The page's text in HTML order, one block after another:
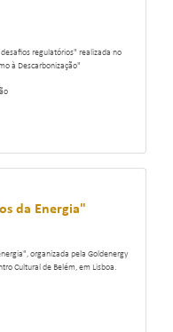
regulatórios" realizada no
à Descarbonização"
da Energia"
organizada pela Goldenergy
Cultural de Belém, em Lisboa.